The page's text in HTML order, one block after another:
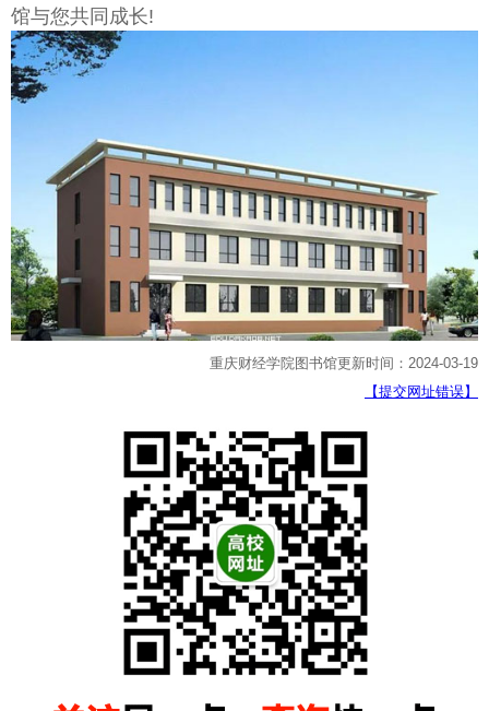
馆与您共同成长!
重庆财经学院图书馆更新时间：2024-03-19
【提交网址错误】